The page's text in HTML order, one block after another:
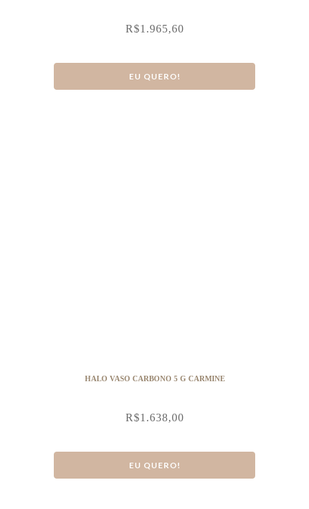
R$1.965,60
EU QUERO!
HALO VASO CARBONO 5 G CARMINE
R$1.638,00
EU QUERO!